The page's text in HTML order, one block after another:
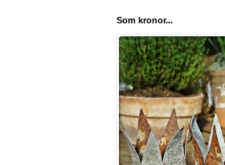
Som kronor...